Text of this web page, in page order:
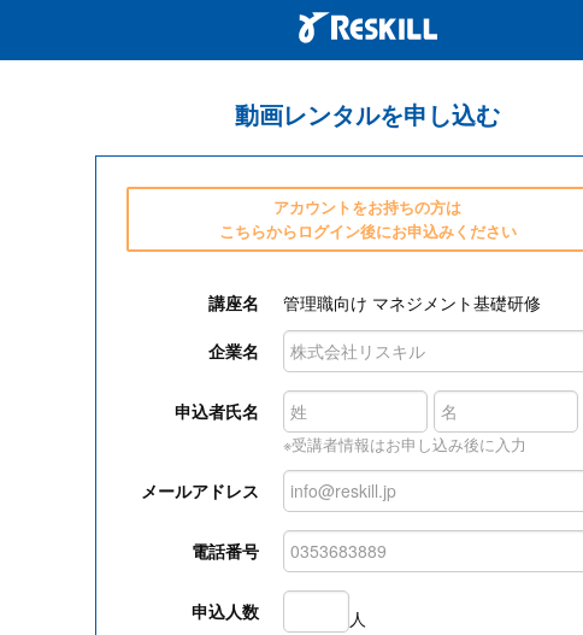
動画レンタルを申し込む
アカウントをお持ちの方は
こちらからログイン後にお申込みください
講座名
管理職向け マネジメント基礎研修
企業名
申込者氏名
※受講者情報はお申し込み後に入力
メールアドレス
電話番号
申込人数 人